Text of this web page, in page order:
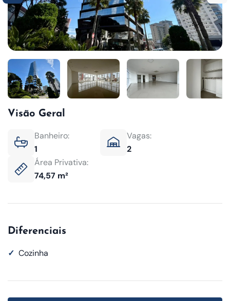
Visão Geral
Banheiro:
1
Vagas:
2
Área Privativa:
74,57 m²
Diferenciais
✓ Cozinha